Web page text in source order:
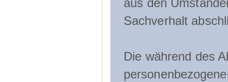
aus den
Sachverhalt
Die während des